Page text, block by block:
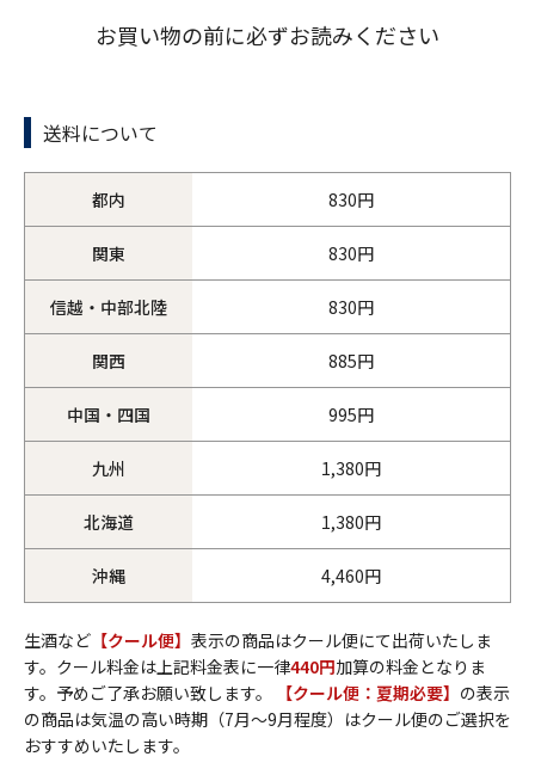
お買い物の前に必ずお読みください
送料について
都内 830円
関東 830円
信越・中部北陸 830円
関西 885円
中国・四国 995円
九州 1,380円
北海道 1,380円
沖縄 4,460円
生酒など 【クール便】 表示の商品はクール便にて出荷いたしま
す。クール料金は上記料金表に一律440円加算の料金となりま
す。予めご了承お願い致します。
【クール便：夏期必要】 の表示
の商品は気温の高い時期（7月～9月程度）はクール便のご選択を
おすすめいたします。